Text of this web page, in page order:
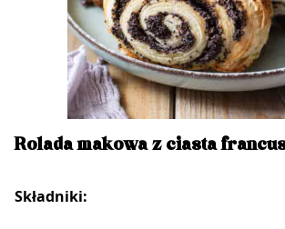
Rolada makowa z ciasta
Składniki: